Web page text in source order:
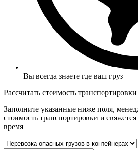
Вы всегда знаете где ваш груз
Рассчитать стоимость транспортировки
Заполните указанные ниже поля,
стоимость транспортировки и
время